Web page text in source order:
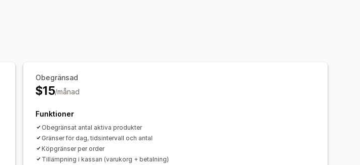
Obegränsad
$15/månad
Funktioner
Obegränsat antal aktiva produkter
Gränser för dag, tidsintervall och antal
Köpgränser per order
Tillämpning i kassan (varukorg + betalning)